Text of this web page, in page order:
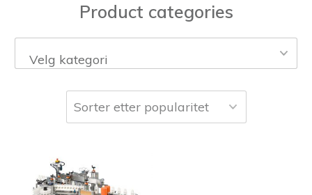
Product categories
Velg kategori